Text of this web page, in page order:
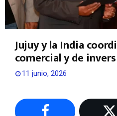
Jujuy y la India
comercial y de
11 junio, 2026